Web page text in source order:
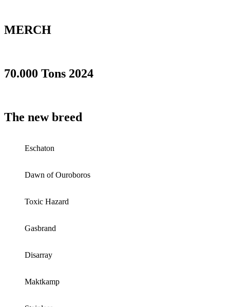
MERCH
70.000 Tons 2024
The new breed
Eschaton
Dawn of Ouroboros
Toxic Hazard
Gasbrand
Disarray
Maktkamp